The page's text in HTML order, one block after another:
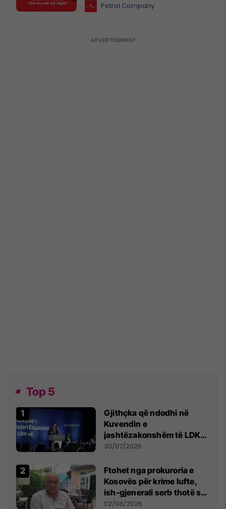
Petrol Company
Top 5
Gjithçka që ndodhi në
Kuvendin e
jashtëzakonshëm të LDK-
së
30/07/2026
Ftohet nga prokuroria e
Kosovës për krime lufte,
ish-gjenerali serb thotë se
dikush e tradhtoi në
02/08/2026